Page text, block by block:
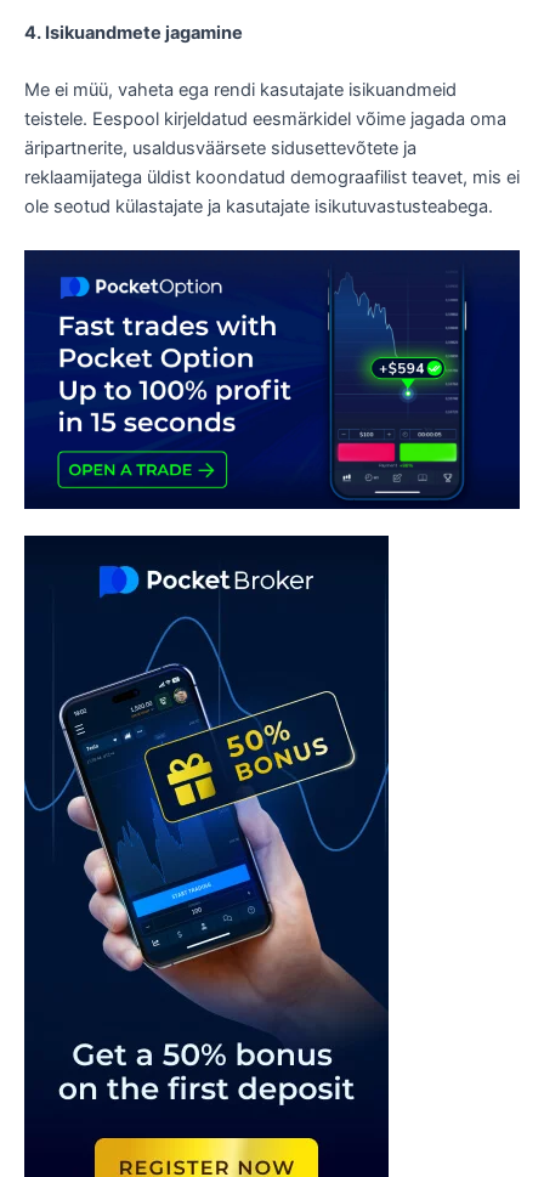
4. Isikuandmete jagamine
Me ei müü, vaheta ega rendi kasutajate isikuandmeid
teistele. Eespool kirjeldatud eesmärkidel võime jagada oma
äripartnerite, usaldusväärsete sidusettevõtete ja
reklaamijatega üldist koondatud demograafilist teavet, mis ei
ole seotud külastajate ja kasutajate isikutuvastusteabega.